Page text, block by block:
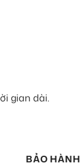
gian dài.
BẢO HÀNH